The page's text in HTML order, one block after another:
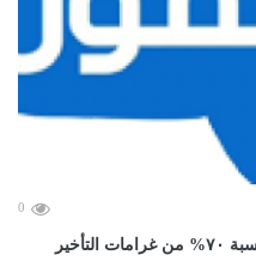
0
وزير الإسكان: منح تيسيرات بالإعفاء بنسبة ٧٠% من غرامات التأخير